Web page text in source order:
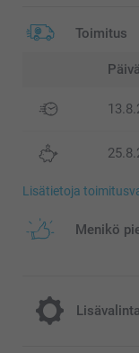
Toimitus
Lisätietoja
Menikö
Lisävalinta